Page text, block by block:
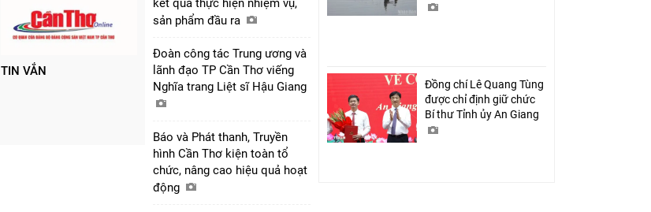
TIN VẮN
kết quả thực hiện nhiệm vụ,
sản phẩm đầu ra
Đoàn công tác Trung ương và
lãnh đạo TP Cần Thơ viếng
Nghĩa trang Liệt sĩ Hậu Giang
Báo và Phát thanh, Truyền
hình Cần Thơ kiện toàn tổ
chức, nâng cao hiệu quả hoạt
động
Đồng chí Lê Quang Tùng
được chỉ định giữ chức
Bí thư Tỉnh ủy An Giang